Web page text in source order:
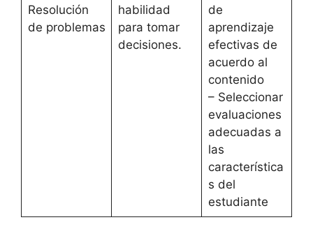
Resolución
de problemas
habilidad
para tomar
decisiones.
de
aprendizaje
efectivas de
acuerdo al
contenido
– Seleccionar
evaluaciones
adecuadas a
las
característica
s del
estudiante